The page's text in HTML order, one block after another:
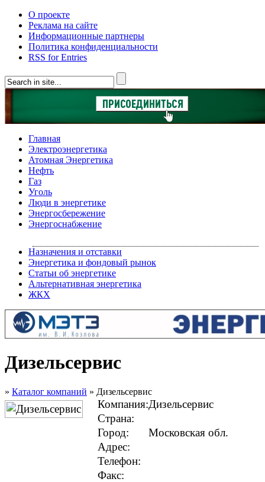
О проекте
Реклама на сайте
Информационные партнеры
Политика конфиденциальности
RSS for Entries
Главная
Электроэнергетика
Атомная Энергетика
Нефть
Газ
Уголь
Люди в энергетике
Энергосбережение
Энергоснабжение
Назначения и отставки
Энергетика и фондовый рынок
Статьи об энергетике
Альтернативная энергетика
ЖКХ
Дизельсервис
» Каталог компаний » Дизельсервис
Компания:Дизельсервис
Страна:
Город:
Московская обл.
Адрес:
Телефон:
Факс: